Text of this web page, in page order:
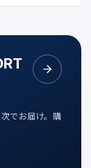
でお届け。購